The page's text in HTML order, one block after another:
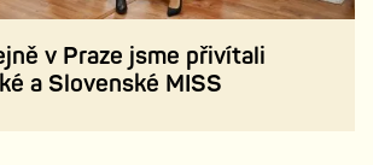
v Praze jsme přivítali
a Slovenské MISS